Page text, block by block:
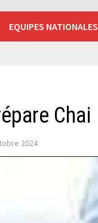
EQUIPES NATIONALES
Chai
2024